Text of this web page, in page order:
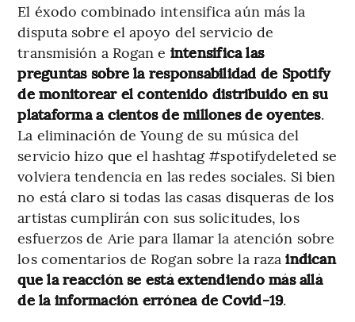
El éxodo combinado intensifica aún más la
disputa sobre el apoyo del servicio de
transmisión a Rogan e intensifica las
preguntas sobre la responsabilidad de Spotify
de monitorear el contenido distribuido en su
plataforma a cientos de millones de oyentes.
La eliminación de Young de su música del
servicio hizo que el hashtag #spotifydeleted se
volviera tendencia en las redes sociales. Si bien
no está claro si todas las casas disqueras de los
artistas cumplirán con sus solicitudes, los
esfuerzos de Arie para llamar la atención sobre
los comentarios de Rogan sobre la razaindican
que la reacción se está extendiendo más allá
de la información errónea de Covid-19.